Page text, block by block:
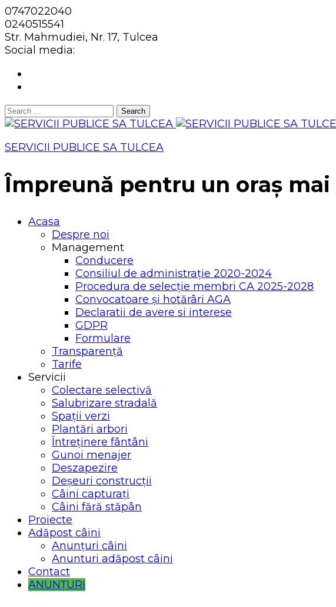
0747022040
0240515541
Str. Mahmudiei, Nr. 17, Tulcea
Social media:
Search
for:
SERVICII PUBLICE SA TULCEA
Împreună pentru un oraș
Acasa
Despre noi
Management
Conducere
Consiliul de administrație 2020-2024
Procedura de selecție membri CA 2025-2028
Convocatoare și hotărâri AGA
Declaratii de avere si interese
GDPR
Formulare
Transparență
Tarife
Servicii
Colectare selectivă
Salubrizare stradală
Spații verzi
Plantări arbori
Întreținere fântâni
Gunoi menajer
Deszapezire
Deșeuri construcții
Câini capturați
Câini fără stăpân
Proiecte
Adăpost câini
Anunțuri câini
Anunturi adăpost câini
Contact
ANUNȚURI